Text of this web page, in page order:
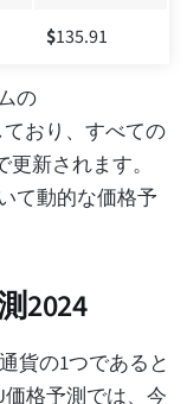
$135.91
の
ており、すべての
新されます。
て動的な価格予
2024
貨の1つであると
価格予測では、今